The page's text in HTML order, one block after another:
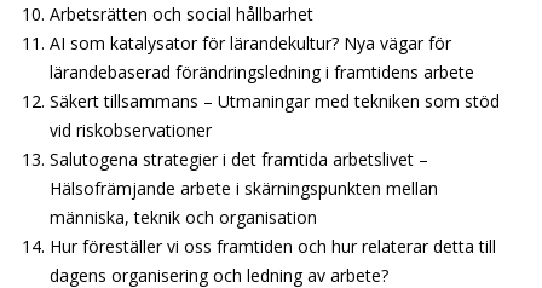
Arbetsrätten och social hållbarhet
AI som katalysator för lärandekultur? Nya vägar för
lärandebaserad förändringsledning i framtidens arbete
Säkert tillsammans – Utmaningar med tekniken som stöd
vid riskobservationer
Salutogena strategier i det framtida arbetslivet –
Hälsofrämjande arbete i skärningspunkten mellan
människa, teknik och organisation
Hur föreställer vi oss framtiden och hur relaterar detta till
dagens organisering och ledning av arbete?